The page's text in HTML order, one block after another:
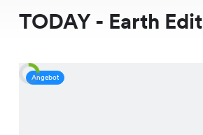
TODAY - Earth Edit
Angebot